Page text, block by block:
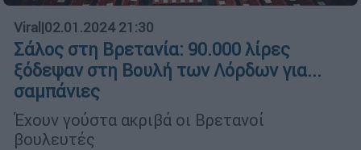
Viral|02.01.2024 21:30
Σάλος στη Βρετανία: 90.000 λίρες
ξόδεψαν στη Βουλή των Λόρδων για...
σαμπάνιες
Έχουν γούστα ακριβά οι Βρετανοί
βουλευτές